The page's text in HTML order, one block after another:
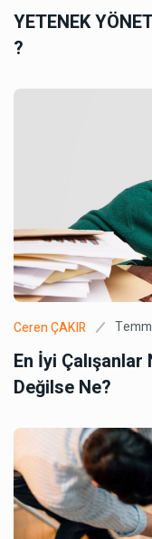
YETENEK
?
Ceren ÇAKIR
En İyi
Değilse Ne?